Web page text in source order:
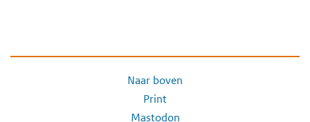
Naar boven
Print
Mastodon